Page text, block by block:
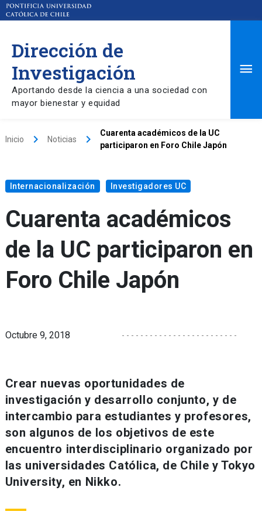
Dirección de
Investigación
Aportando desde la ciencia a una sociedad con
mayor bienestar y equidad
Inicio keyboard_arrow_right Noticias keyboard_arrow_right
Cuarenta académicos de la UC
participaron en Foro Chile Japón
Internacionalización Investigadores UC
Cuarenta académicos
de la UC participaron en
Foro Chile Japón
Octubre 9, 2018
Crear nuevas oportunidades de
investigación y desarrollo conjunto, y de
intercambio para estudiantes y profesores,
son algunos de los objetivos de este
encuentro interdisciplinario organizado por
las universidades Católica, de Chile y Tokyo
University, en Nikko.